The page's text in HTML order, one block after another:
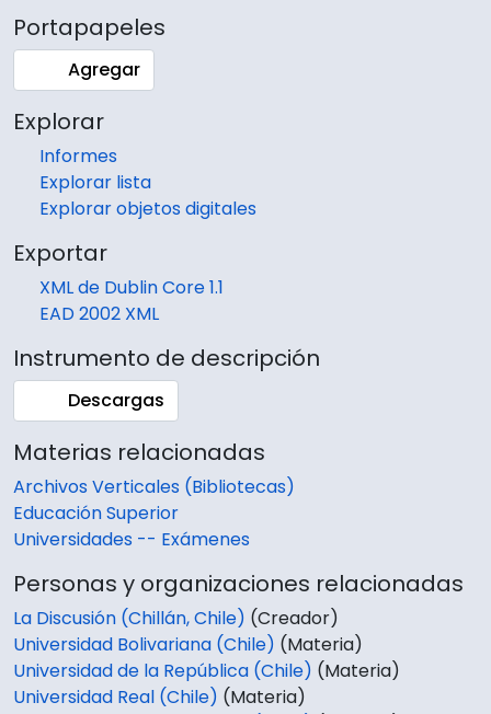
Portapapeles
Agregar
Explorar
Informes
Explorar lista
Explorar objetos digitales
Exportar
XML de Dublin Core 1.1
EAD 2002 XML
Instrumento de descripción
Descargas
Materias relacionadas
Archivos Verticales (Bibliotecas)
Educación Superior
Universidades -- Exámenes
Personas y organizaciones relacionadas
La Discusión (Chillán, Chile) (Creador)
Universidad Bolivariana (Chile) (Materia)
Universidad de la República (Chile) (Materia)
Universidad Real (Chile) (Materia)